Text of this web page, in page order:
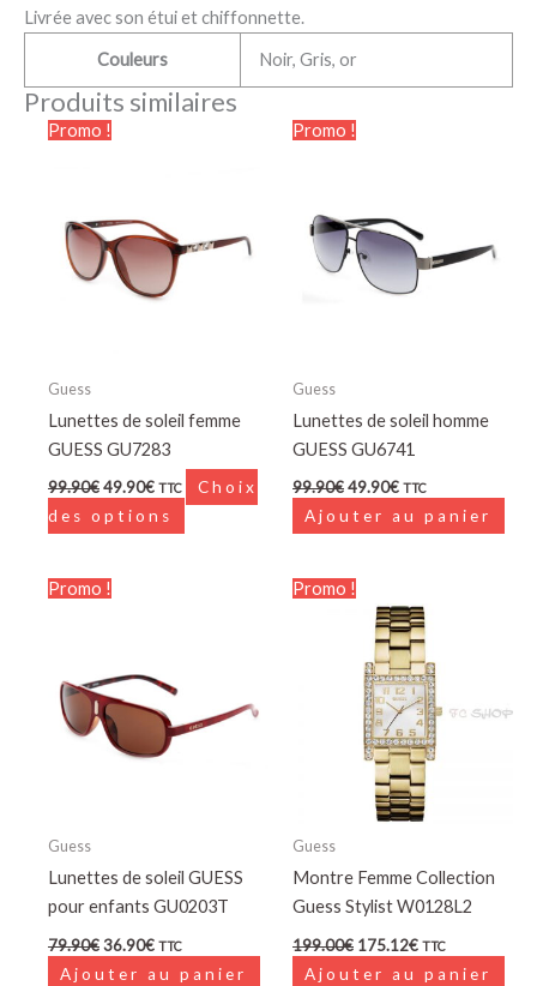
Livrée avec son étui et chiffonnette.
Couleurs Noir, Gris, or
Produits similaires
Promo !
Guess
Lunettes de soleil femme
GUESS GU7283
99.90€
Le
prix
49.90€ TTC
Choix
des options
variations.
sur
page
du
produit
Promo !
Guess
Lunettes de soleil homme
GUESS GU6741
99.90€
Le
prix
49.90€ TTC
Ajouter au panier
Promo !
Guess
Lunettes de soleil GUESS
pour enfants GU0203T
79.90€
Le
prix
36.90€ TTC
Ajouter au panier
Promo !
Guess
Montre Femme Collection
Guess Stylist W0128L2
199.00€
prix
initial
était :
199.00€.
175.12€
prix
actuel
est :
175.12€.
TTC
Ajouter au panier